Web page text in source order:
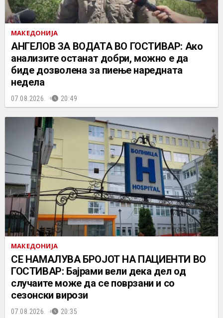
МАКЕДОНИЈА
АНГЕЛОВ ЗА ВОДАТА ВО ГОСТИВАР: Ако
анализите останат добри, можно е да
биде дозволена за пиење наредната
недела
07.08.2026. 20:49
МАКЕДОНИЈА
СЕ НАМАЛУВА БРОЈОТ НА ПАЦИЕНТИ ВО
ГОСТИВАР: Бајрами вели дека дел од
случаите може да се поврзани и со
сезонски вирози
07.08.2026. 20:35